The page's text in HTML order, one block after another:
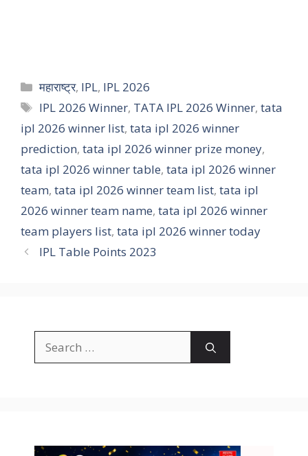
महाराष्ट्र, IPL, IPL 2026
IPL 2026 Winner, TATA IPL 2026 Winner,tata
ipl 2026 winner list, tata ipl 2026 winner
prediction, tata ipl 2026 winner prize money,
tata ipl 2026 winner table, tata ipl 2026 winner
team, tata ipl 2026 winner team list, tata ipl
2026 winner team name, tata ipl 2026 winner
team players list, tata ipl 2026 winner today
IPL Table Points 2023